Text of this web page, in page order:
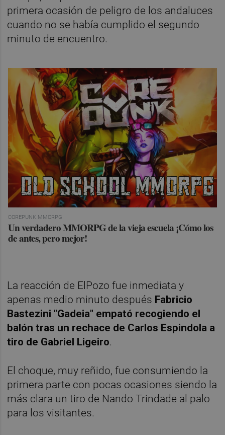
primera ocasión de peligro de los andaluces
cuando no se había cumplido el segundo
minuto de encuentro.
COREPUNK MMORPG
Un verdadero MMORPG de la vieja escuela ¡Cómo los
de antes, pero mejor!
La reacción de ElPozo fue inmediata y
apenas medio minuto después Fabricio
Bastezini "Gadeia" empató recogiendo el
balón tras un rechace de Carlos Espindola a
tiro de Gabriel Ligeiro.
El choque, muy reñido, fue consumiendo la
primera parte con pocas ocasiones siendo la
más clara un tiro de Nando Trindade al palo
para los visitantes.